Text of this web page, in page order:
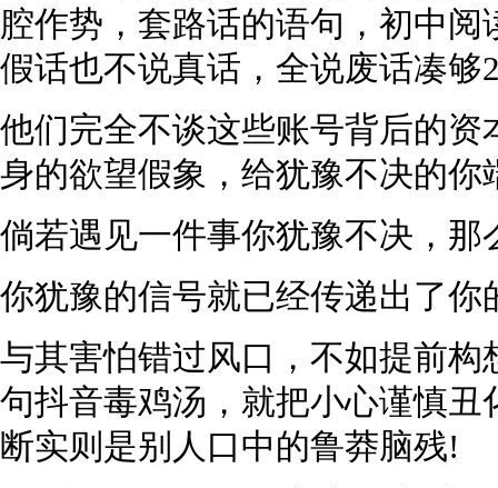
腔作势，套路话的语句，初中
假话也不说真话，全说废话凑够
他们完全不谈这些账号背后的
身的欲望假象，给犹豫不决的你
倘若遇见一件事你犹豫不决，
你犹豫的信号就已经传递出了你
与其害怕错过风口，不如提前
句抖音毒鸡汤，就把小心谨慎
断实则是别人口中的鲁莽脑残!